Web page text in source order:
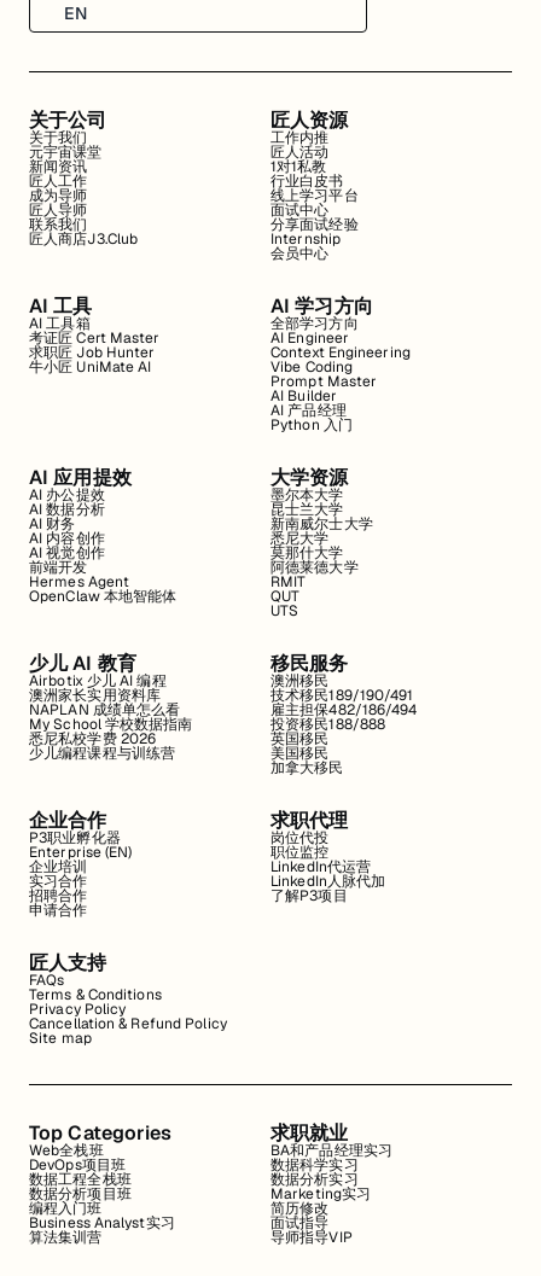
EN
关于公司
关于我们
元宇宙课堂
新闻资讯
匠人工作
成为导师
匠人导师
联系我们
匠人商店J3.Club
匠人资源
工作内推
匠人活动
1对1私教
行业白皮书
线上学习平台
面试中心
分享面试经验
Internship
会员中心
AI 工具
AI 工具箱
考证匠 Cert Master
求职匠 Job Hunter
牛小匠 UniMate AI
AI 学习方向
全部学习方向
AI Engineer
Context Engineering
Vibe Coding
Prompt Master
AI Builder
AI 产品经理
Python 入门
AI 应用提效
AI 办公提效
AI 数据分析
AI 财务
AI 内容创作
AI 视觉创作
前端开发
Hermes Agent
OpenClaw 本地智能体
大学资源
墨尔本大学
昆士兰大学
新南威尔士大学
悉尼大学
莫那什大学
阿德莱德大学
RMIT
QUT
UTS
少儿 AI 教育
Airbotix 少儿 AI 编程
澳洲家长实用资料库
NAPLAN 成绩单怎么看
My School 学校数据指南
悉尼私校学费 2026
少儿编程课程与训练营
移民服务
澳洲移民
技术移民189/190/491
雇主担保482/186/494
投资移民188/888
英国移民
美国移民
加拿大移民
企业合作
P3职业孵化器
Enterprise (EN)
企业培训
实习合作
招聘合作
申请合作
求职代理
岗位代投
职位监控
LinkedIn代运营
LinkedIn人脉代加
了解P3项目
匠人支持
FAQs
Terms & Conditions
Privacy Policy
Cancellation & Refund Policy
Site map
Top Categories
Web全栈班
DevOps项目班
数据工程全栈班
数据分析项目班
编程入门班
Business Analyst实习
算法集训营
求职就业
BA和产品经理实习
数据科学实习
数据分析实习
Marketing实习
简历修改
面试指导
导师指导VIP